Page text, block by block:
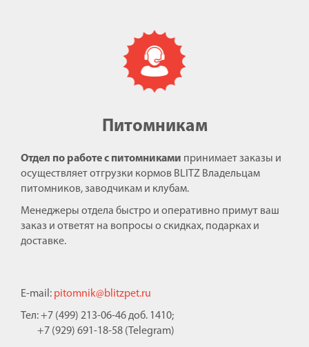
Питомникам
Отдел по работе с питомниками принимает заказы и
осуществляет отгрузки кормов BLITZ Владельцам
питомников, заводчикам и клубам.
Менеджеры отдела быстро и оперативно примут ваш
заказ и ответят на вопросы о скидках, подарках и
доставке.
E-mail: pitomnik@blitzpet.ru
Тел: +7 (499) 213-06-46 доб. 1410;
+7 (929) 691-18-58 (Telegram)